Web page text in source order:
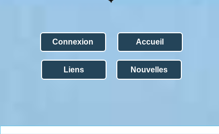
Connexion Accueil
Liens Nouvelles